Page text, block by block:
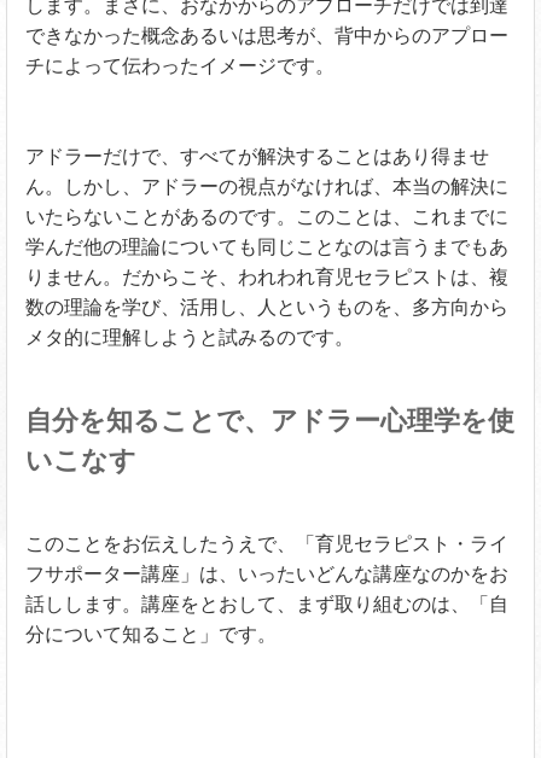
します。まさに、おなかからのアプローチだけでは到達
できなかった概念あるいは思考が、背中からのアプロー
チによって伝わったイメージです。
アドラーだけで、すべてが解決することはあり得ませ
ん。しかし、アドラーの視点がなければ、本当の解決に
いたらないことがあるのです。このことは、これまでに
学んだ他の理論についても同じことなのは言うまでもあ
りません。だからこそ、われわれ育児セラピストは、複
数の理論を学び、活用し、人というものを、多方向から
メタ的に理解しようと試みるのです。
自分を知ることで、アドラー心理学を使
いこなす
このことをお伝えしたうえで、「育児セラピスト・ライ
フサポーター講座」は、いったいどんな講座なのかをお
話しします。講座をとおして、まず取り組むのは、「自
分について知ること」です。